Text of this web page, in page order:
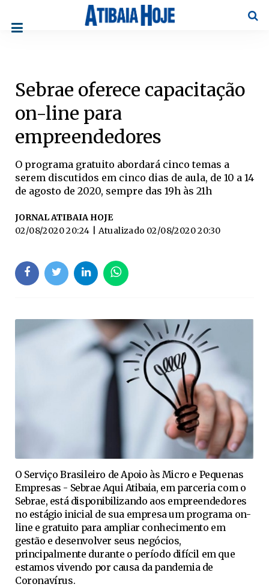
Sebrae oferece capacitação
on-line para
empreendedores
O programa gratuito abordará cinco temas a
serem discutidos em cinco dias de aula, de 10 a 14
de agosto de 2020, sempre das 19h às 21h
JORNAL ATIBAIA HOJE
02/08/2020 20:24
| Atualizado 02/08/2020 20:30
O Serviço Brasileiro de Apoio às Micro e Pequenas
Empresas - Sebrae Aqui Atibaia, em parceria com o
Sebrae, está disponibilizando aos empreendedores
no estágio inicial de sua empresa um programa on-
line e gratuito para ampliar conhecimento em
gestão e desenvolver seus negócios,
principalmente durante o período difícil em que
estamos vivendo por causa da pandemia de
Coronavírus.